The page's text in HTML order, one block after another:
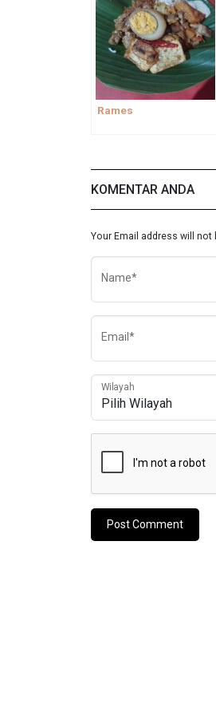
Rames
KOMENTAR ANDA
Your Email address will not
Name*
Email*
Wilayah